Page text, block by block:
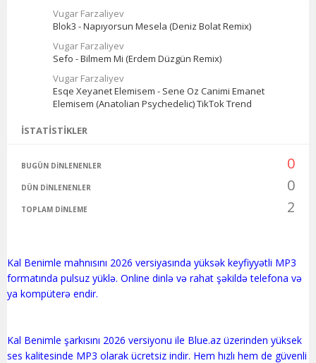
Vugar Farzaliyev
Blok3 - Napıyorsun Mesela (Deniz Bolat Remix)
Vugar Farzaliyev
Sefo - Bilmem Mi (Erdem Düzgün Remix)
Vugar Farzaliyev
Esqe Xeyanet Elemisem - Sene Oz Canimi Emanet
Elemisem (Anatolian Psychedelic) TikTok Trend
İSTATISTIKLER
BUGÜN DINLENENLER 0
DÜN DINLENENLER 0
TOPLAM DINLEME 2
Kal Benimle mahnısını 2026 versiyasında yüksək keyfiyyətli MP3
formatında pulsuz yüklə. Online dinlə və rahat şəkildə telefona və
ya kompüterə endir.
Kal Benimle şarkısını 2026 versiyonu ile Blue.az üzerinden yüksek
ses kalitesinde MP3 olarak ücretsiz indir. Hem hızlı hem de güvenli